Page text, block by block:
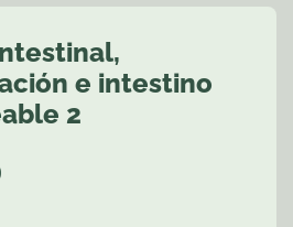
e intestino
2